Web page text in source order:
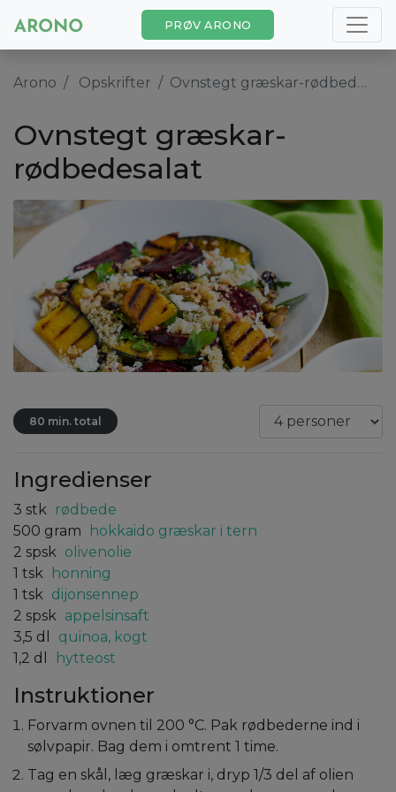
PRØV ARONO
Arono Opskrifter Ovnstegt græskar-rødbedesalat
Ovnstegt græskar-
rødbedesalat
80 min. total
Ingredienser
3 stk rødbede
500 gram
hokkaido græskar i tern
2 spsk olivenolie
1 tsk
honning
1 tsk dijonsennep
2 spsk appelsinsaft
3,5 dl
quinoa, kogt
1,2 dl hytteost
Instruktioner
Forvarm ovnen til 200 °C. Pak rødbederne ind i
sølvpapir. Bag dem i omtrent 1 time.
Tag en skål, læg græskar i, dryp 1/3 del af olien